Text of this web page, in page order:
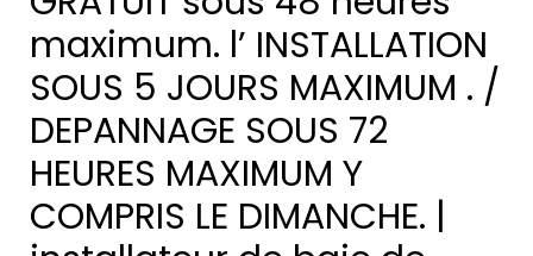
maximum. l’ INSTALLATION
SOUS 5 JOURS MAXIMUM . /
DEPANNAGE SOUS 72
HEURES MAXIMUM Y
COMPRIS LE DIMANCHE. |